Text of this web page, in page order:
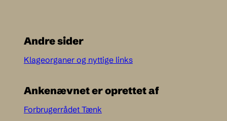
Andre sider
Klageorganer og nyttige links
Ankenævnet er oprettet af
Forbrugerrådet Tænk